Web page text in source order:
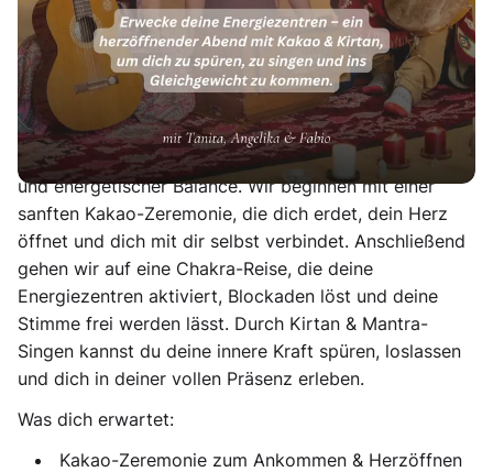
Abend mit Kakao & Kirtan, um dich zu spüren, zu
singen und ins Gleichgewicht zu kommen.
🔮 Awaken Your Energy – Chakra Journey mit Kakao &
Kirtan
Tauche ein in einen Abend voller Klang, Herzöffnung
und energetischer Balance. Wir beginnen mit einer
sanften Kakao-Zeremonie, die dich erdet, dein Herz
öffnet und dich mit dir selbst verbindet. Anschließend
gehen wir auf eine Chakra-Reise, die deine
Energiezentren aktiviert, Blockaden löst und deine
Stimme frei werden lässt. Durch Kirtan & Mantra-
Singen kannst du deine innere Kraft spüren, loslassen
und dich in deiner vollen Präsenz erleben.
Was dich erwartet:
Kakao-Zeremonie zum Ankommen & Herzöffnen